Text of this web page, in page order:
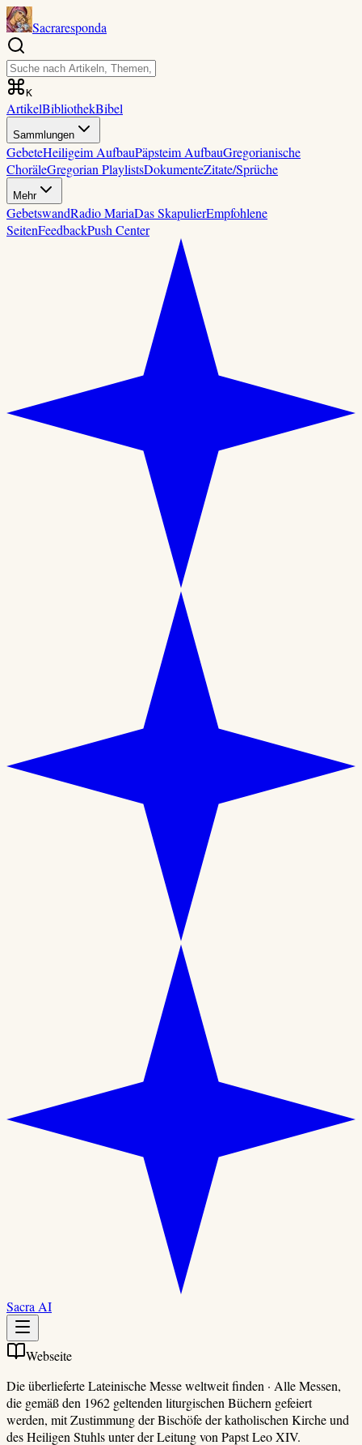
Sacraresponda
K
ArtikelBibliothekBibel
Sammlungen
GebeteHeiligeim AufbauPäpsteim AufbauGregorianische
ChoräleGregorian PlaylistsDokumenteZitate/Sprüche
Mehr
GebetswandRadio MariaDas SkapulierEmpfohlene
SeitenFeedbackPush Center
Sacra AI
Webseite
Die überlieferte Lateinische Messe weltweit finden · Alle Messen,
die gemäß den 1962 geltenden liturgischen Büchern gefeiert
werden, mit Zustimmung der Bischöfe der katholischen Kirche und
des Heiligen Stuhls unter der Leitung von Papst Leo XIV.